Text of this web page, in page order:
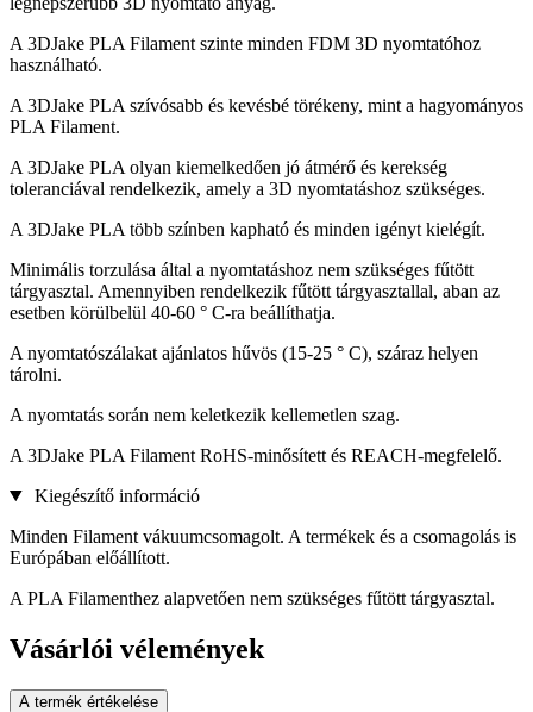
A 3DJake PLA Filament szinte minden FDM 3D nyomtatóhoz
használható.
A 3DJake PLA szívósabb és kevésbé törékeny, mint a hagyományos
PLA Filament.
A 3DJake PLA olyan kiemelkedően jó átmérő és kerekség
toleranciával rendelkezik, amely a 3D nyomtatáshoz szükséges.
A 3DJake PLA több színben kapható és minden igényt kielégít.
Minimális torzulása által a nyomtatáshoz nem szükséges fűtött
tárgyasztal. Amennyiben rendelkezik fűtött tárgyasztallal, aban az
esetben körülbelül 40-60 ° C-ra beállíthatja.
A nyomtatószálakat ajánlatos hűvös (15-25 ° C), száraz helyen
tárolni.
A nyomtatás során nem keletkezik kellemetlen szag.
A 3DJake PLA Filament RoHS-minősített és REACH-megfelelő.
Kiegészítő információ
Minden Filament vákuumcsomagolt. A termékek és a csomagolás is
Európában előállított.
A PLA Filamenthez alapvetően nem szükséges fűtött tárgyasztal.
Vásárlói vélemények
A termék értékelése